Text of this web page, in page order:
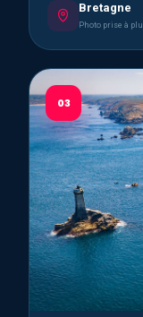
Bretagne
Photo prise à
03